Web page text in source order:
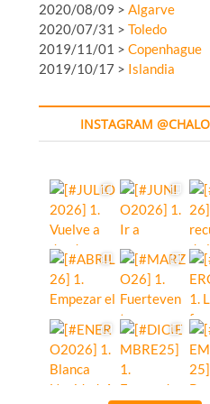
2020/08/09 > Algarve
2020/07/31 > Toledo
2019/11/01 > Copenhague
2019/10/17 > Islandia
INSTAGRAM